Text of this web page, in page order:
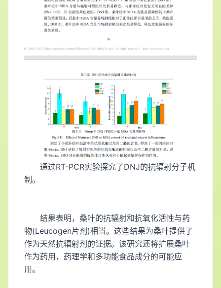
通过RT-PCR实验探究了DNJ的抗辐射分子机
制。
结果表明，桑叶的抗辐射和抗氧化活性与药
物(Leucogen片剂)相当。这些结果为桑叶提供了
作为天然抗辐射剂的证据。该研究还将扩展桑叶
作为药用，药理学和多功能食品成分的可能应
用。